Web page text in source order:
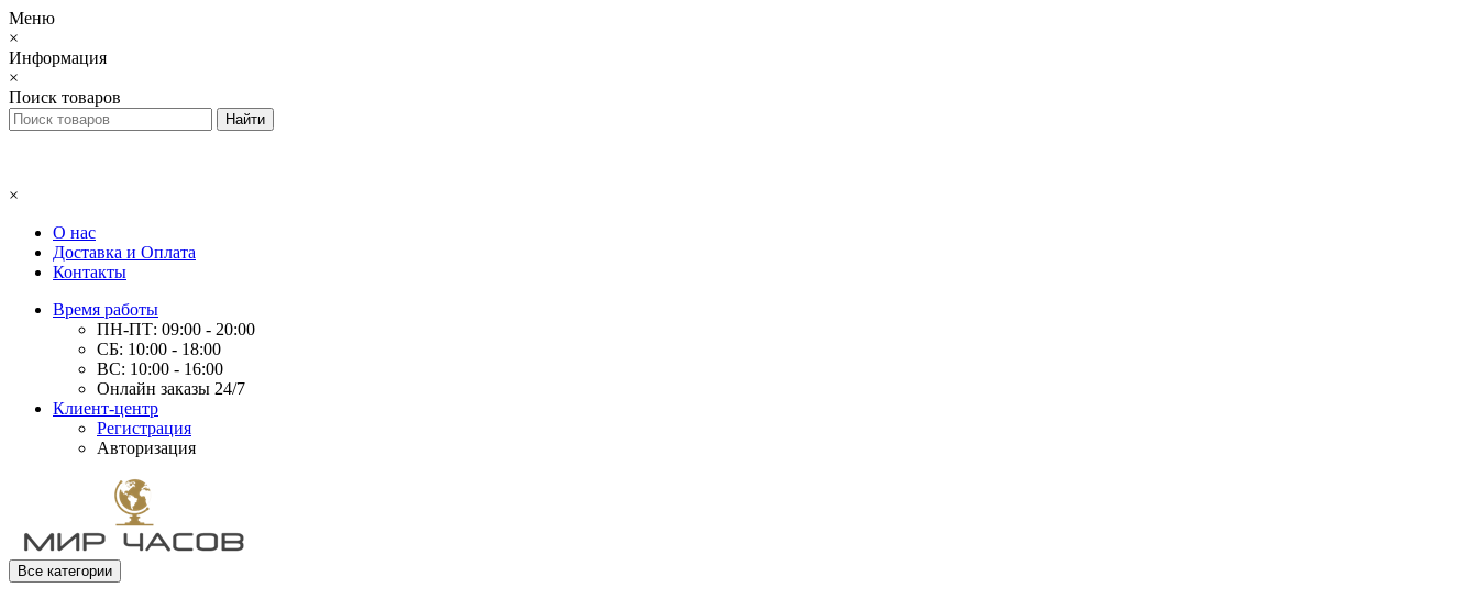
Меню
×
Информация
×
Поиск товаров
×
О нас
Доставка и Оплата
Контакты
Время работы
ПН-ПТ: 09:00 - 20:00
СБ: 10:00 - 18:00
ВС: 10:00 - 16:00
Онлайн заказы 24/7
Клиент-центр
Регистрация
Авторизация
Все категории